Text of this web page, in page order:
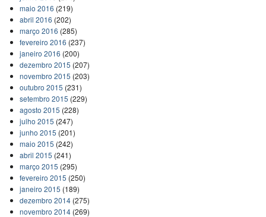
maio 2016 (219)
abril 2016 (202)
março 2016 (285)
fevereiro 2016 (237)
janeiro 2016 (200)
dezembro 2015 (207)
novembro 2015 (203)
outubro 2015 (231)
setembro 2015 (229)
agosto 2015 (228)
julho 2015 (247)
junho 2015 (201)
maio 2015 (242)
abril 2015 (241)
março 2015 (295)
fevereiro 2015 (250)
janeiro 2015 (189)
dezembro 2014(275)
novembro 2014(269)